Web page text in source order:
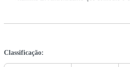
Classificação: